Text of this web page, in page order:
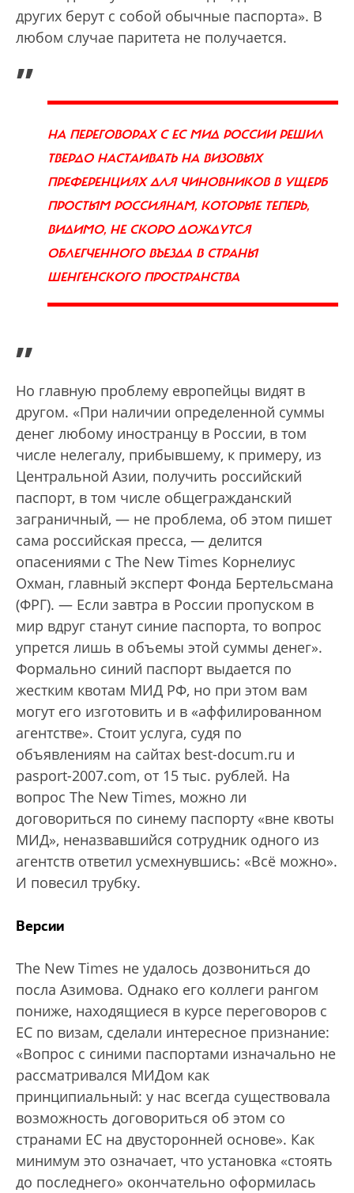
других берут с собой обычные паспорта». В
любом случае паритета не получается.
„
НА ПЕРЕГОВОРАХ С ЕС МИД РОССИИ РЕШИЛ
ТВЕРДО НАСТАИВАТЬ НА ВИЗОВЫХ
ПРЕФЕРЕНЦИЯХ ДЛЯ ЧИНОВНИКОВ В УЩЕРБ
ПРОСТЫМ РОССИЯНАМ, КОТОРЫЕ ТЕПЕРЬ,
ВИДИМО, НЕ СКОРО ДОЖДУТСЯ
ОБЛЕГЧЕННОГО ВЪЕЗДА В СТРАНЫ
ШЕНГЕНСКОГО ПРОСТРАНСТВА
”
Но главную проблему европейцы видят в
другом. «При наличии определенной суммы
денег любому иностранцу в России, в том
числе нелегалу, прибывшему, к примеру, из
Центральной Азии, получить российский
паспорт, в том числе общегражданский
заграничный, — не проблема, об этом пишет
сама российская пресса, — делится
опасениями с The New Times Корнелиус
Охман, главный эксперт Фонда Бертельсмана
(ФРГ). — Если завтра в России пропуском в
мир вдруг станут синие паспорта, то вопрос
упрется лишь в объемы этой суммы денег».
Формально синий паспорт выдается по
жестким квотам МИД РФ, но при этом вам
могут его изготовить и в «аффилированном
агентстве». Стоит услуга, судя по
объявлениям на сайтах best-docum.ru и
pasport-2007.com, от 15 тыс. рублей. На
вопрос The New Times, можно ли
договориться по синему паспорту «вне квоты
МИД», неназвавшийся сотрудник одного из
агентств ответил усмехнувшись: «Всё можно».
И повесил трубку.
Версии
The Nеw Times не удалось дозвониться до
посла Азимова. Однако его коллеги рангом
пониже, находящиеся в курсе переговоров с
ЕС по визам, сделали интересное признание:
«Вопрос с синими паспортами изначально не
рассматривался МИДом как
принципиальный: у нас всегда существовала
возможность договориться об этом со
странами ЕС на двусторонней основе». Как
минимум это означает, что установка «стоять
до последнего» окончательно оформилась